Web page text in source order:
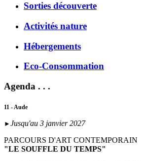
Sorties découverte
Activités nature
Hébergements
Eco-Consommation
Agenda . . .
11 - Aude
► Jusqu'au 3 janvier 2027
PARCOURS D'ART CONTEMPORAIN
"LE SOUFFLE DU TEMPS"